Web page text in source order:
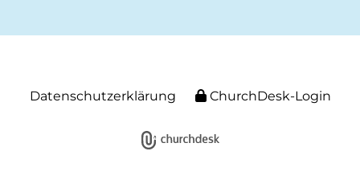
Datenschutzerklärung ChurchDesk-Login